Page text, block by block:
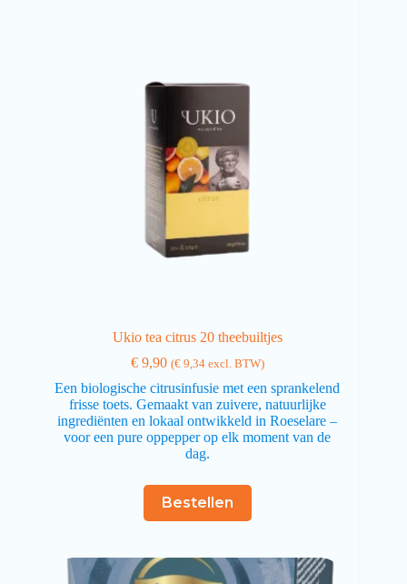
Ukio tea citrus 20 theebuiltjes
€9,90 (€9,34excl. BTW)
Een biologische citrusinfusie met een sprankelend
frisse toets. Gemaakt van zuivere, natuurlijke
ingrediënten en lokaal ontwikkeld in Roeselare –
voor een pure oppepper op elk moment van de
dag.
Bestellen